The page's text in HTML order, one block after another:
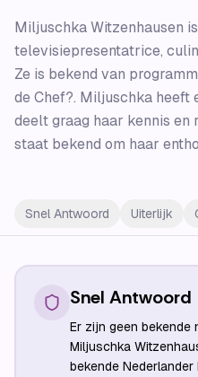
Miljuschka Witzenhausen
televisiepresentatrice,
Ze is bekend van
de Chef?. Miljuschka heeft
deelt graag haar kennis en
staat bekend om haar
Snel Antwoord Uiterlijk
Snel Antwoord
Er zijn geen
Miljuschka
bekende